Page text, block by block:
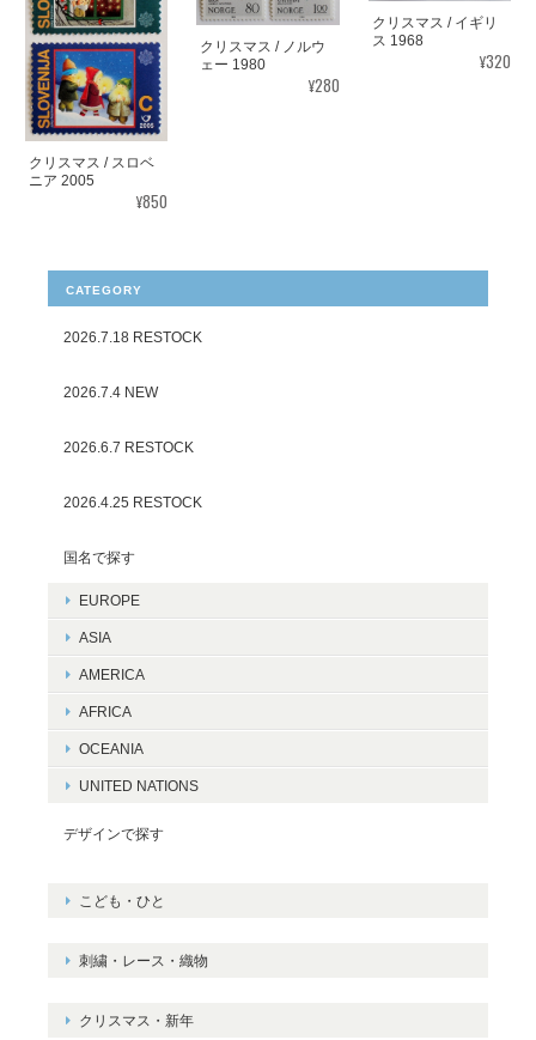
クリスマス / スロベ
ニア 2005
¥850
クリスマス / ノルウ
ェー 1980
¥280
クリスマス / イギリ
ス 1968
¥320
CATEGORY
2026.7.18 RESTOCK
2026.7.4 NEW
2026.6.7 RESTOCK
2026.4.25 RESTOCK
国名で探す
EUROPE
ASIA
AMERICA
AFRICA
OCEANIA
UNITED NATIONS
デザインで探す
こども・ひと
刺繍・レース・織物
クリスマス・新年